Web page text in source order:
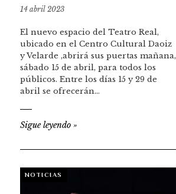
14 abril 2023
El nuevo espacio del Teatro Real,
ubicado en el Centro Cultural Daoiz
y Velarde ,abrirá sus puertas mañana,
sábado 15 de abril, para todos los
públicos. Entre los días 15 y 29 de
abril se ofrecerán…
Sigue leyendo »
NOTICIAS